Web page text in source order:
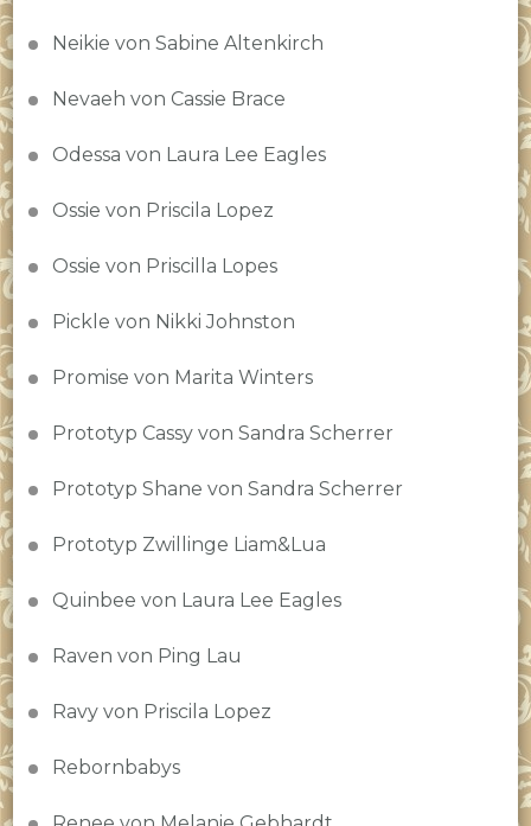
Neikie von Sabine Altenkirch
Nevaeh von Cassie Brace
Odessa von Laura Lee Eagles
Ossie von Priscila Lopez
Ossie von Priscilla Lopes
Pickle von Nikki Johnston
Promise von Marita Winters
Prototyp Cassy von Sandra Scherrer
Prototyp Shane von Sandra Scherrer
Prototyp Zwillinge Liam&Lua
Quinbee von Laura Lee Eagles
Raven von Ping Lau
Ravy von Priscila Lopez
Rebornbabys